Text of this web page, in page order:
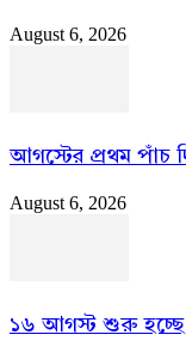
August 6, 2026
আগস্টের প্রথম পাঁচ
August 6, 2026
১৬ আগস্ট শুরু হচ্ছে